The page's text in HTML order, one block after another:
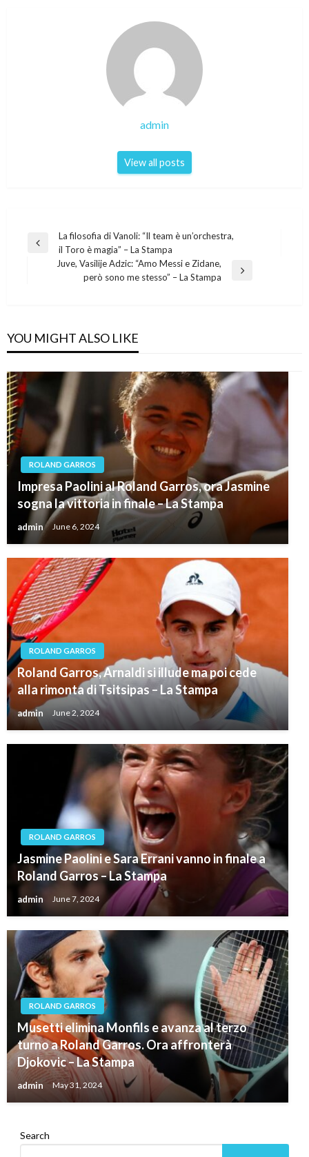
admin
View all posts
Post
navigation
Previous
La filosofia di Vanoli: “Il team è un’orchestra,
il Toro è magia” – La Stampa
Juve, Vasilije Adzic: “Amo Messi e Zidane,
però sono me stesso” – La Stampa
YOU MIGHT ALSO LIKE
ROLAND GARROS
Impresa Paolini al Roland Garros, ora Jasmine
sogna la vittoria in finale – La Stampa
admin June 6, 2024
ROLAND GARROS
Roland Garros, Arnaldi si illude ma poi cede
alla rimonta di Tsitsipas – La Stampa
admin June 2, 2024
ROLAND GARROS
Jasmine Paolini e Sara Errani vanno in finale a
Roland Garros – La Stampa
admin June 7, 2024
ROLAND GARROS
Musetti elimina Monfils e avanza al terzo
turno a Roland Garros. Ora affronterà
Djokovic – La Stampa
admin May 31, 2024
Search